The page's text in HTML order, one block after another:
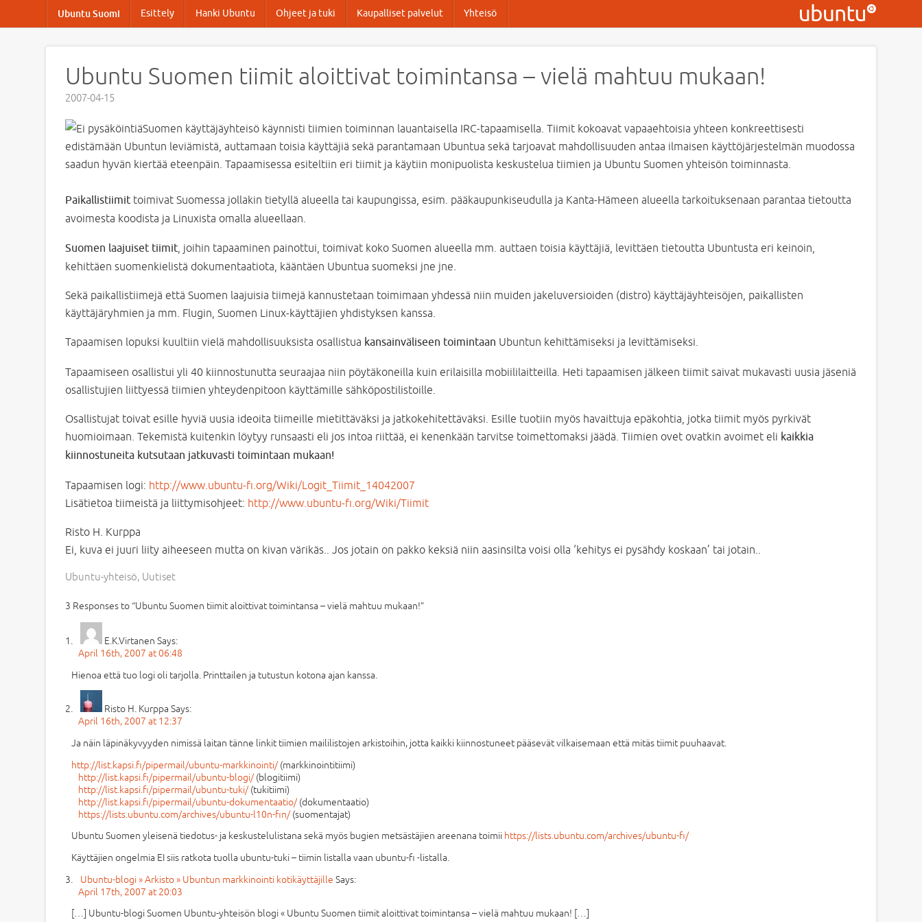
Ubuntu Suomi Esittely Hanki Ubuntu Ohjeet ja tuki Kaupalliset palvelut Yhteisö
Ubuntu Suomen tiimit aloittivat toimintansa – vielä mahtuu mukaan!
2007-04-15
Suomen käyttäjäyhteisö käynnisti tiimien toiminnan lauantaisella IRC-tapaamisella. Tiimit kokoavat vapaaehtoisia yhteen konkreettisesti
edistämään Ubuntun leviämistä, auttamaan toisia käyttäjiä sekä parantamaan Ubuntua sekä tarjoavat mahdollisuuden antaa ilmaisen käyttöjärjestelmän muodossa
saadun hyvän kiertää eteenpäin. Tapaamisessa esiteltiin eri tiimit ja käytiin monipuolista keskustelua tiimien ja Ubuntu Suomen yhteisön toiminnasta.
Paikallistiimittoimivat Suomessa jollakin tietyllä alueella tai kaupungissa, esim. pääkaupunkiseudulla ja Kanta-Hämeen alueella tarkoituksenaan parantaa tietoutta
avoimesta koodista ja Linuxista omalla alueellaan.
Suomen laajuiset tiimit, joihin tapaaminen painottui, toimivat koko Suomen alueella mm. auttaen toisia käyttäjiä, levittäen tietoutta Ubuntusta eri keinoin,
kehittäen suomenkielistä dokumentaatiota, kääntäen Ubuntua suomeksi jne jne.
Sekä paikallistiimejä että Suomen laajuisia tiimejä kannustetaan toimimaan yhdessä niin muiden jakeluversioiden (distro) käyttäjäyhteisöjen, paikallisten
käyttäjäryhmien ja mm. Flugin, Suomen Linux-käyttäjien yhdistyksen kanssa.
Tapaamisen lopuksi kuultiin vielä mahdollisuuksista osallistua kansainväliseen toimintaan Ubuntun kehittämiseksi ja levittämiseksi.
Tapaamiseen osallistui yli 40 kiinnostunutta seuraajaa niin pöytäkoneilla kuin erilaisilla mobiililaitteilla. Heti tapaamisen jälkeen tiimit saivat mukavasti uusia jäseniä
osallistujien liittyessä tiimien yhteydenpitoon käyttämille sähköpostilistoille.
Osallistujat toivat esille hyviä uusia ideoita tiimeille mietittäväksi ja jatkokehitettäväksi. Esille tuotiin myös havaittuja epäkohtia, jotka tiimit myös pyrkivät
huomioimaan. Tekemistä kuitenkin löytyy runsaasti eli jos intoa riittää, ei kenenkään tarvitse toimettomaksi jäädä. Tiimien ovet ovatkin avoimet eli kaikkia
kiinnostuneita kutsutaan jatkuvasti toimintaan mukaan!
Tapaamisen logi: http://www.ubuntu-fi.org/Wiki/Logit_Tiimit_14042007
Lisätietoa tiimeistä ja liittymisohjeet: http://www.ubuntu-fi.org/Wiki/Tiimit
Risto H. Kurppa
Ei, kuva ei juuri liity aiheeseen mutta on kivan värikäs.. Jos jotain on pakko keksiä niin aasinsilta voisi olla ‘kehitys ei pysähdy koskaan’ tai jotain..
Ubuntu-yhteisö, Uutiset
3 Responses to “Ubuntu Suomen tiimit aloittivat toimintansa – vielä mahtuu mukaan!”
E.K.Virtanen Says:
April 16th, 2007 at 06:48
Hienoa että tuo logi oli tarjolla. Printtailen ja tutustun kotona ajan kanssa.
Risto H. Kurppa Says:
April 16th, 2007 at 12:37
Ja näin läpinäkyvyyden nimissä laitan tänne linkit tiimien maililistojen arkistoihin, jotta kaikki kiinnostuneet pääsevät vilkaisemaan että mitäs tiimit puuhaavat.
http://list.kapsi.fi/pipermail/ubuntu-markkinointi/(markkinointitiimi)
http://list.kapsi.fi/pipermail/ubuntu-blogi/(blogitiimi)
http://list.kapsi.fi/pipermail/ubuntu-tuki/(tukitiimi)
http://list.kapsi.fi/pipermail/ubuntu-dokumentaatio/(dokumentaatio)
https://lists.ubuntu.com/archives/ubuntu-l10n-fin/(suomentajat)
Ubuntu Suomen yleisenä tiedotus- ja keskustelulistana sekä myös bugien metsästäjien areenana toimii https://lists.ubuntu.com/archives/ubuntu-fi/
Käyttäjien ongelmia EI siis ratkota tuolla ubuntu-tuki – tiimin listalla vaan ubuntu-fi -listalla.
Ubuntu-blogi » Arkisto » Ubuntun markkinointi kotikäyttäjille Says:
April 17th, 2007 at 20:03
[…] Ubuntu-blogi Suomen Ubuntu-yhteisön blogi « Ubuntu Suomen tiimit aloittivat toimintansa – vielä mahtuu mukaan! […]